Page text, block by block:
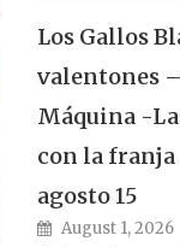
Los Gallos
valentones
Máquina -
con la franja
agosto 15
Posted on
August 1, 2026